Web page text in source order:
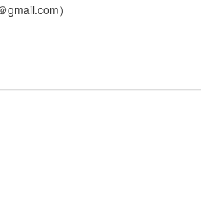
）